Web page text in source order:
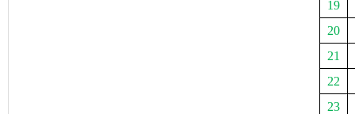
19
20
21
22
23